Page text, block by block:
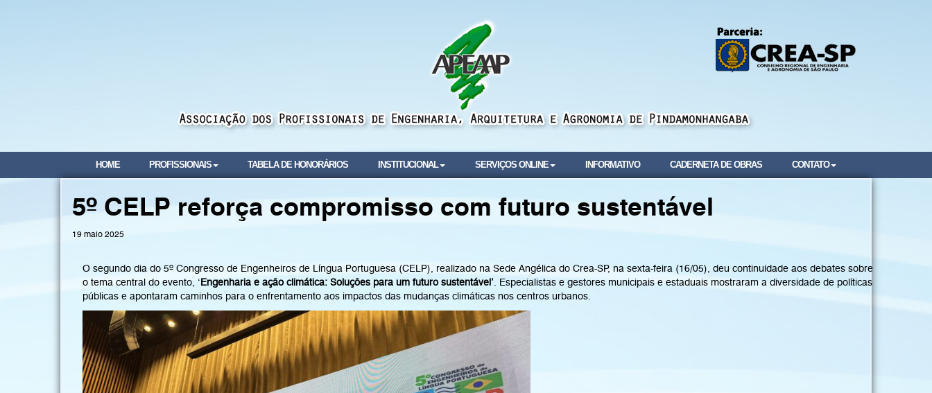
HOME PROFISSIONAIS TABELA DE HONORÁRIOS INSTITUCIONAL SERVIÇOS ONLINE INFORMATIVO CADERNETA DE OBRAS CONTATO
5º CELP reforça compromisso com futuro sustentável
19 maio 2025
O segundo dia do 5º Congresso de Engenheiros de Língua Portuguesa (CELP), realizado na Sede Angélica do Crea-SP, na sexta-feira (16/05), deu continuidade aos debates sobre
o tema central do evento, ‘Engenharia e ação climática: Soluções para um futuro sustentável’. Especialistas e gestores municipais e estaduais mostraram a diversidade de políticas
públicas e apontaram caminhos para o enfrentamento aos impactos das mudanças climáticas nos centros urbanos.